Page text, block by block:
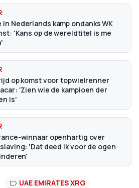
in Nederlands kamp ondanks WK
'Kans op de wereldtitel is me
op komst voor topwielrenner
'Zien wie de kampioen der
is'
winnaar openhartig over
'Dat deed ik voor de ogen
UAE EMIRATES XRG